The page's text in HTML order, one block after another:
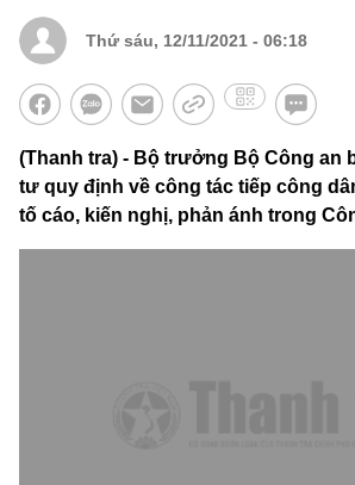
Thứ sáu, 12/11/2021 - 06:18
(Thanh tra) - Bộ trưởng Bộ Công an
tư quy định về công tác tiếp công
tố cáo, kiến nghị, phản ánh trong